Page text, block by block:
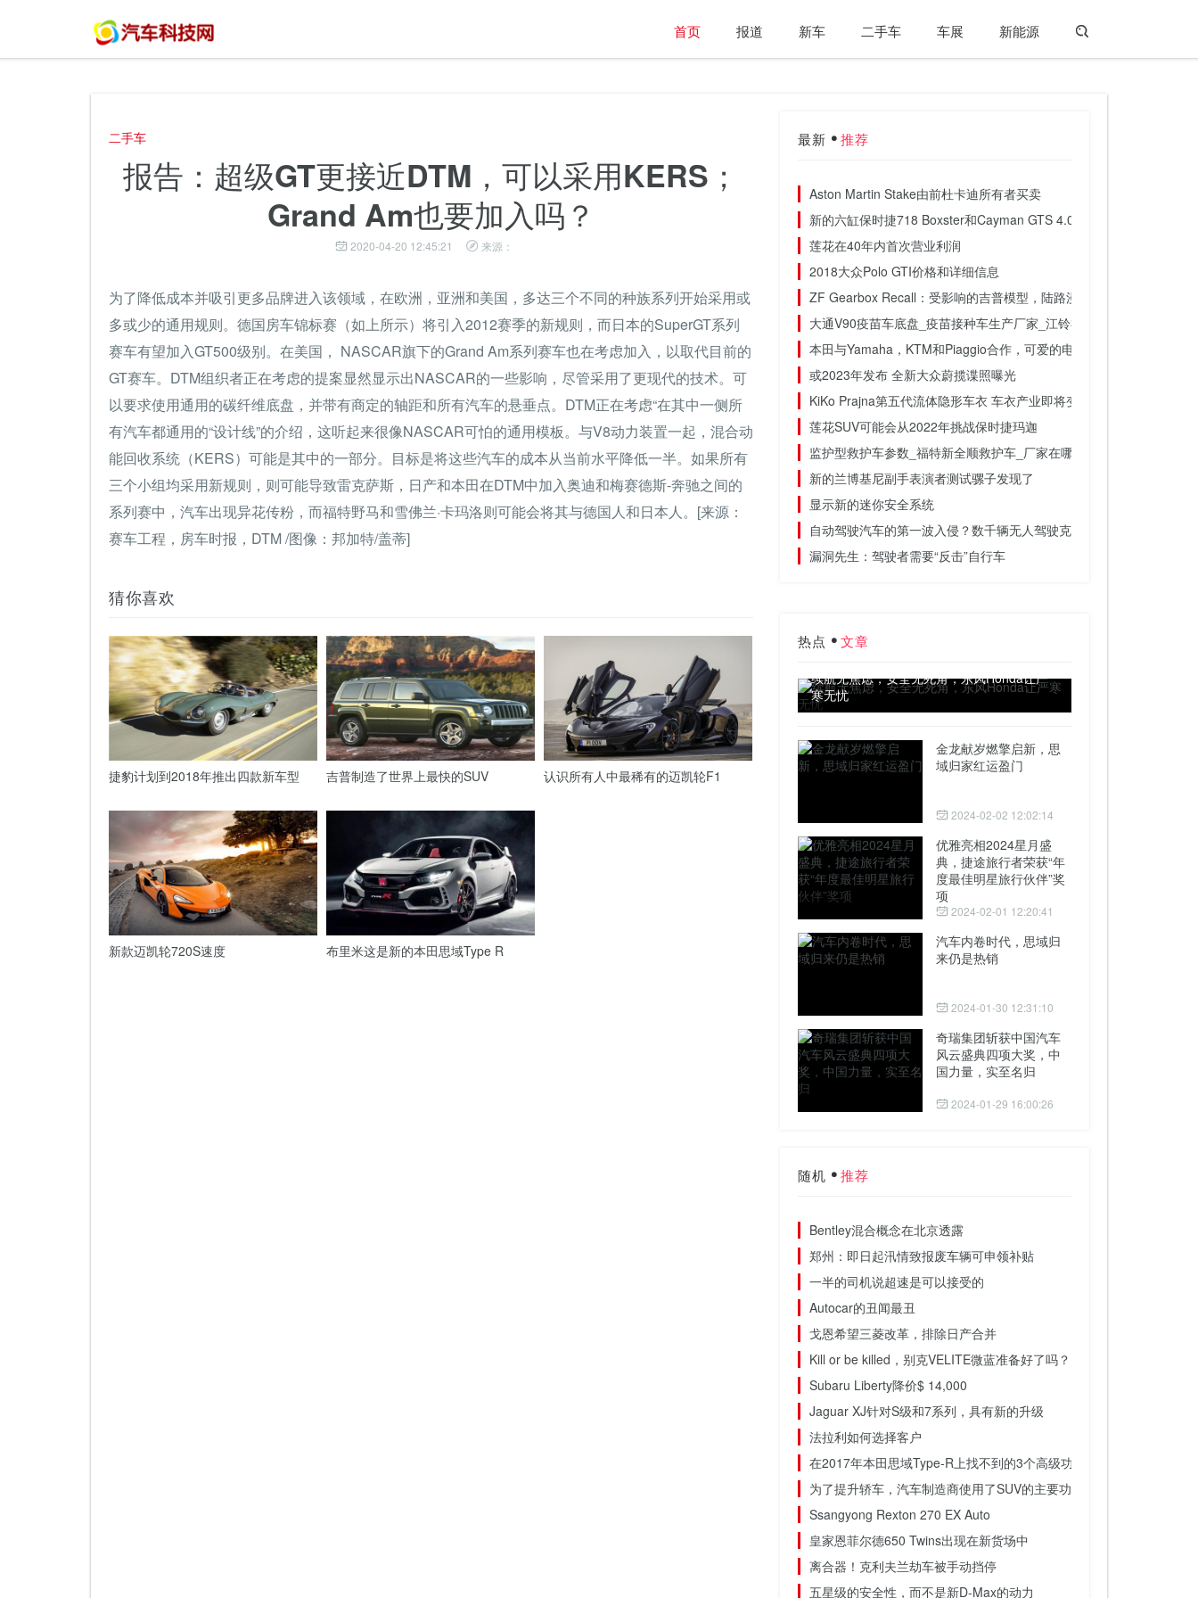
首页 报道 新车 二手车 车展 新能源
二手车
报告：超级GT更接近DTM，可以采用KERS；
Grand Am也要加入吗？
2020-04-20 12:45:21 来源：
为了降低成本并吸引更多品牌进入该领域，在欧洲，亚洲和美国，多达三个不同的种族系列开始采用或
多或少的通用规则。德国房车锦标赛（如上所示）将引入2012赛季的新规则，而日本的SuperGT系列
赛车有望加入GT500级别。在美国， NASCAR旗下的Grand Am系列赛车也在考虑加入，以取代目前的
GT赛车。DTM组织者正在考虑的提案显然显示出NASCAR的一些影响，尽管采用了更现代的技术。可
以要求使用通用的碳纤维底盘，并带有商定的轴距和所有汽车的悬垂点。DTM正在考虑“在其中一侧所
有汽车都通用的“设计线”的介绍，这听起来很像NASCAR可怕的通用模板。与V8动力装置一起，混合动
能回收系统（KERS）可能是其中的一部分。目标是将这些汽车的成本从当前水平降低一半。如果所有
三个小组均采用新规则，则可能导致雷克萨斯，日产和本田在DTM中加入奥迪和梅赛德斯-奔驰之间的
系列赛中，汽车出现异花传粉，而福特野马和雪佛兰·卡玛洛则可能会将其与德国人和日本人。[来源：
赛车工程，房车时报，DTM /图像：邦加特/盖蒂]
猜你喜欢
捷豹计划到2018年推出四款新车型 吉普制造了世界上最快的SUV 认识所有人中最稀有的迈凯轮F1
新款迈凯轮720S速度 布里米这是新的本田思域Type R
最新 推荐
Aston Martin Stake由前杜卡迪所有者买卖
新的六缸保时捷718 Boxster和Cayman GTS 4.0透露
莲花在40年内首次营业利润
2018大众Polo GTI价格和详细信息
ZF Gearbox Recall：受影响的吉普模型，陆路漫游者调查
大通V90疫苗车底盘_疫苗接种车生产厂家_江铃福特疫苗接种车
本田与Yamaha，KTM和Piaggio合作，可爱的电池
或2023年发布 全新大众蔚揽谍照曝光
KiKo Prajna第五代流体隐形车衣 车衣产业即将变革
莲花SUV可能会从2022年挑战保时捷玛迦
监护型救护车参数_福特新全顺救护车_厂家在哪里
新的兰博基尼副手表演者测试骡子发现了
显示新的迷你安全系统
自动驾驶汽车的第一波入侵？数千辆无人驾驶克莱斯勒Pacificas
漏洞先生：驾驶者需要“反击”自行车
热点 文章
续航无焦虑，安全无死角，东风Honda让严
寒无忧
金龙献岁燃擎启新，思
域归家红运盈门
2024-02-02 12:02:14
优雅亮相2024星月盛
典，捷途旅行者荣获“年
度最佳明星旅行伙伴”奖
项
2024-02-01 12:20:41
汽车内卷时代，思域归
来仍是热销
2024-01-30 12:31:10
奇瑞集团斩获中国汽车
风云盛典四项大奖，中
国力量，实至名归
2024-01-29 16:00:26
随机 推荐
Bentley混合概念在北京透露
郑州：即日起汛情致报废车辆可申领补贴
一半的司机说超速是可以接受的
Autocar的丑闻最丑
戈恩希望三菱改革，排除日产合并
Kill or be killed，别克VELITE微蓝准备好了吗？
Subaru Liberty降价$ 14,000
Jaguar XJ针对S级和7系列，具有新的升级
法拉利如何选择客户
在2017年本田思域Type-R上找不到的3个高级功能
为了提升轿车，汽车制造商使用了SUV的主要功能
Ssangyong Rexton 270 EX Auto
皇家恩菲尔德650 Twins出现在新货场中
离合器！克利夫兰劫车被手动挡停
五星级的安全性，而不是新D-Max的动力